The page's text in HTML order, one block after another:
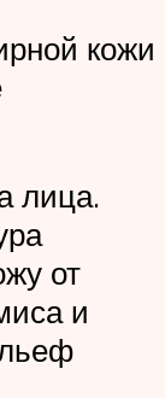
кожи
лица.
от
и